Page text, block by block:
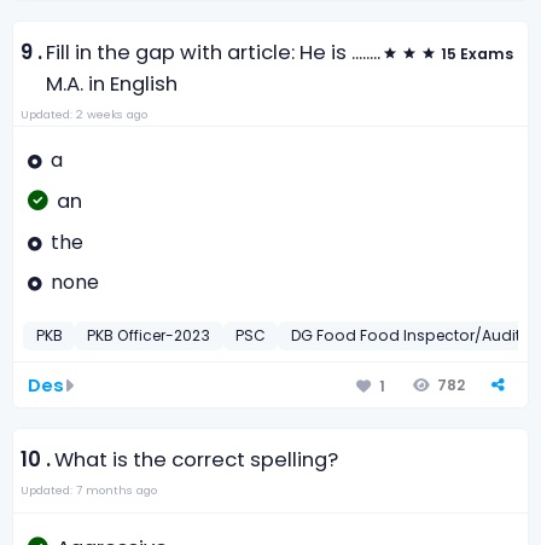
9 .Fill in the gap with article: He is ........
M.A. in English
15 Exams
Updated: 2 weeks ago
a
an
the
none
PKB PKB Officer-2023 PSC DG Food Food Inspector/
Des 1 782
10 .What is the correct spelling?
Updated: 7 months ago